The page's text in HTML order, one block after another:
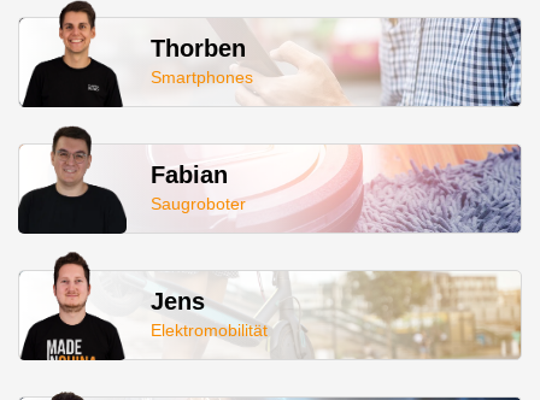
Thorben
Smartphones
Fabian
Saugroboter
Jens
Elektromobilität